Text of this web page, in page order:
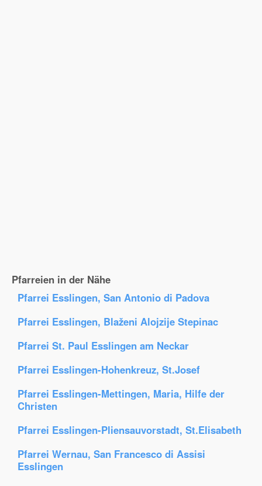
Pfarreien in der Nähe
Pfarrei Esslingen, San Antonio di Padova
Pfarrei Esslingen, Blaženi Alojzije Stepinac
Pfarrei St. Paul Esslingen am Neckar
Pfarrei Esslingen-Hohenkreuz, St.Josef
Pfarrei Esslingen-Mettingen, Maria, Hilfe der
Christen
Pfarrei Esslingen-Pliensauvorstadt, St.Elisabeth
Pfarrei Wernau, San Francesco di Assisi
Esslingen